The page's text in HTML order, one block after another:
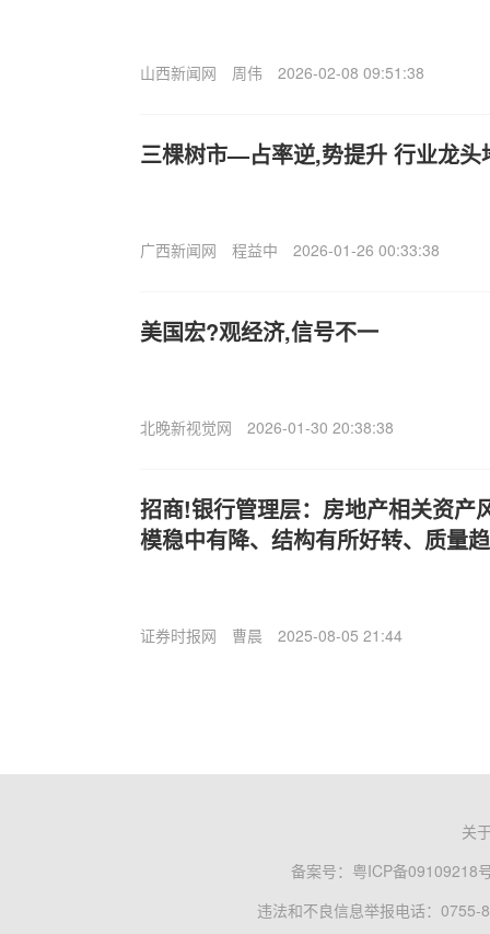
山西新闻网 周伟 2026-02-08 09:51:38
三棵树市—占率逆,势提升 行业龙头
广西新闻网 程益中 2026-01-26 00:33:38
美国宏?观经济,信号不一
北晚新视觉网 2026-01-30 20:38:38
招商!银行管理层：房地产相关资产
模稳中有降、结构有所好转、质量
证券时报网 曹晨 2025-08-05 21:44
关
备案号： 粤ICP备09109218
违法和不良信息举报电话：0755-